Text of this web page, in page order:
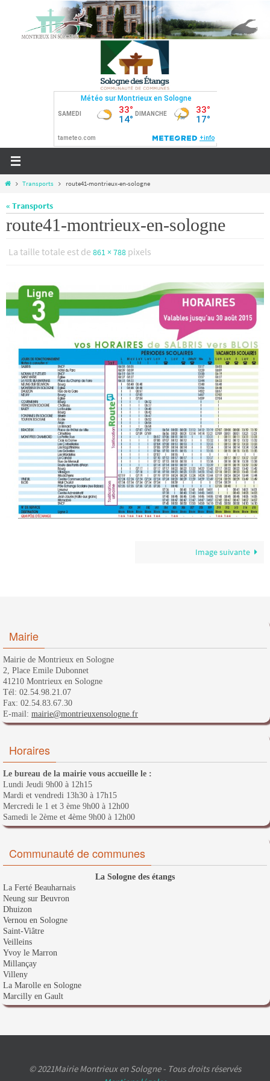
contenu
HomeTransports route41-montrieux-en-sologne
« Transports
route41-montrieux-en-sologne
La taille totale est de 861 × 788 pixels
Image suivante
Mairie
Mairie de Montrieux en Sologne
2, Place Emile Dubonnet
41210 Montrieux en Sologne
Tél: 02.54.98.21.07
Fax: 02.54.83.67.30
E-mail: mairie@montrieuxensologne.fr
Horaires
Le bureau de la mairie vous accueille le :
Lundi Jeudi 9h00 à 12h15
Mardi et vendredi 13h30 à 17h15
Mercredi le 1 et 3 ème 9h00 à 12h00
Samedi le 2ème et 4ème 9h00 à 12h00
Communauté de communes
La Sologne des étangs
La Ferté Beauharnais
Neung sur Beuvron
Dhuizon
Vernou en Sologne
Saint-Viâtre
Veilleins
Yvoy le Marron
Millançay
Villeny
La Marolle en Sologne
Marcilly en Gault
© 2021Mairie Montrieux en Sologne - Tous droits réservés